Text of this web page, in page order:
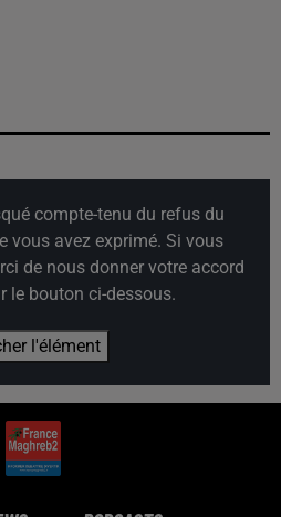
compte-tenu du refus du
vous avez exprimé. Si vous
de nous donner votre accord
le bouton ci-dessous.
l'élément